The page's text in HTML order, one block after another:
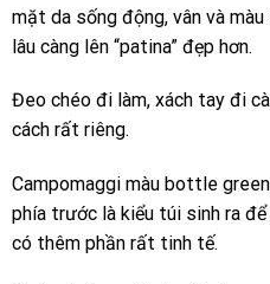
mặt da sống động, vân và
lâu càng lên “patina” đẹp hơn.
Đeo chéo đi làm, xách tay đi
cách rất riêng.
Campomaggi màu bottle
phía trước là kiểu túi sinh ra
có thêm phần rất tinh tế.